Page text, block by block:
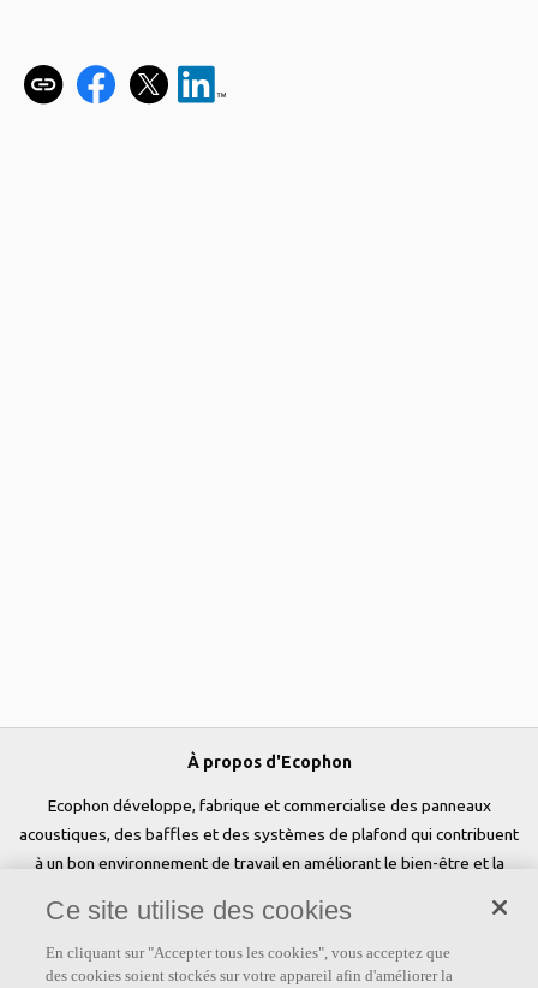
À propos d'Ecophon
Ecophon développe, fabrique et commercialise des panneaux
acoustiques, des baffles et des systèmes de plafond qui contribuent
à un bon environnement de travail en améliorant le bien-être et la
people» est au cœur de tout ce que nous faisons.
Suivez-nous
Ce site utilise des cookies
En cliquant sur "Accepter tous les cookies", vous acceptez que
des cookies soient stockés sur votre appareil afin d'améliorer la